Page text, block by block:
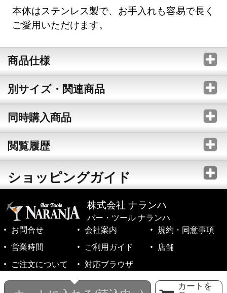
カートを
本体はステンレス製で、お手入れも容易で長く
ご愛用いただけます。
商品仕様
別サイズ・関連商品
同時購入商品
閲覧履歴
ショッピングガイド
株式会社 ナランハ
バー・ツール ナランハ
お問合せ
会社案内
規約・同意事項
営業時間
ご利用ガイド
店舗
ご注文について
対応ブラウザ
©1999-2026 NARANJA Inc. All Rights Reserved.